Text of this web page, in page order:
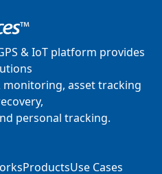
& IoT platform provides
asset tracking
personal tracking.
ProductsUse Cases